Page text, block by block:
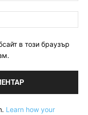
в този браузър
Learn how your